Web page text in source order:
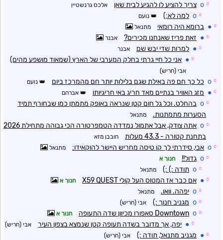
☼
o צריך להציע לו להגיע לבית שאן אלכס גרנשטיין
☼
o למה לא:) נועם
☼
● ברומא היה רומאי מתנאל
☼
● זאת פריז שאנחנו מכירים? אבנר
☼
● למרות שדי יבש שם אבנר
☼
● אני כל חיי גרתי בחלק המערבי של הארץ (שמאוד מושפע מהים)
אבי (חריש)
☼
o כל כך חם פה באילת שגם בלילות יותר חם מהמרכז ביום נועם
☼
● מזג האוויר בנתיים מאד חריג באי חריגיותו אברהם
☼
o בהחלט. וכל גל חום קטן שנראה באופק מתמתן כמו שבחורף תמיד
הסערות מתמתנות.
מתנאל
☼
o
אתה צודק, אבל אתמול נמדדה הטמפרטורה הכי גבוהה מתחילת 2026
בתחנת קטורה - 43.3 מעלות
חובבן מזא
☼
o אבי, סידרתי לך קו טיסה מחריש היישר להוקאידו: מתנאל
☼
o גדול!! חנוך א
☼
o תודה :) :) מתנאל
☼
● אם כבר אז המטוס העל קולי X59 QUEST חנוך א
☼
o יפהה. וואו. מתנאל
☼
o מגניב חנוך :) אבי (חריש)
☼
o Downtown סאפורו מכיוון שדה התעופה חנוך א
☼
● יפה, אך מדובר בשדה תעופה קטן שנמצא בצפון העיר אבי (חריש)
☼
● מגניב מתנאל, תודה :) אבי (חריש)